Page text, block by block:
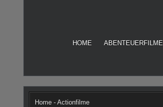
HOME ABENTEUERFILME
Home - Actionfilme